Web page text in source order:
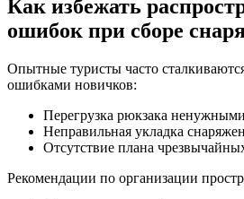
Как избежать
ошибок при сборе
Опытные туристы часто
ошибками новичков:
Перегрузка рюкзака
Неправильная укладка
Отсутствие плана
Рекомендации по организации